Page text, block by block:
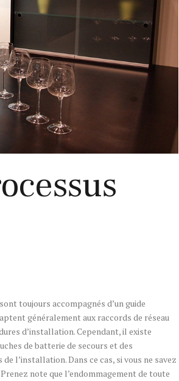
toujours accompagnés d’un guide
généralement aux raccords de réseau
d’installation. Cependant, il existe
de batterie de secours et des
l’installation. Dans ce cas, si vous ne savez
note que l’endommagement de toute